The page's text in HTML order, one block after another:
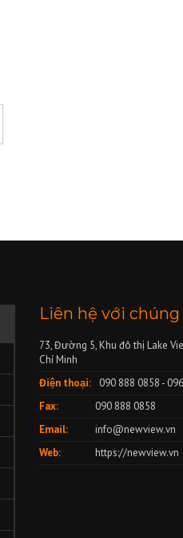
Liên hệ với
73, Đường 5, Khu đô thị Lake
Chí Minh
Điện thoại:
090 888 0858 -
Fax:
090 888 0858
Email:
info@newview.vn
Web:
https://newview.vn